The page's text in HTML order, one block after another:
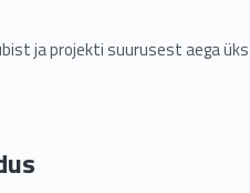
ja projekti suurusest aega üks